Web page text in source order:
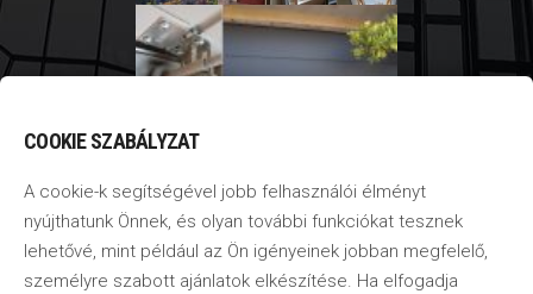
COOKIE SZABÁLYZAT
A cookie-k segítségével jobb felhasználói élményt
nyújthatunk Önnek, és olyan további funkciókat tesznek
lehetővé, mint például az Ön igényeinek jobban megfelelő,
személyre szabott ajánlatok elkészítése. Ha elfogadja